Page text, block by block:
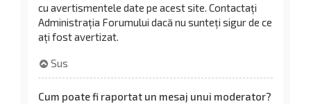
cu avertismentele date pe acest site. Contactați
Administrația Forumului dacă nu sunteți sigur de ce
ați fost avertizat.
Sus
Cum poate fi raportat un mesaj unui moderator?